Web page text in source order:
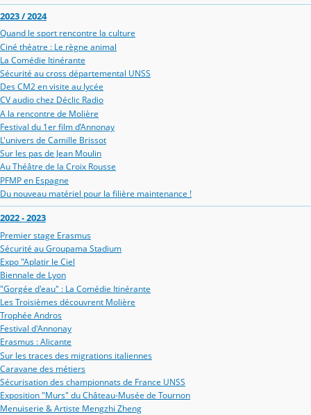
2023 / 2024
Quand le sport rencontre la culture
Ciné théatre : Le règne animal
La Comédie Itinérante
Sécurité au cross départemental UNSS
Des CM2 en visite au lycée
CV audio chez Déclic Radio
A la rencontre de Molière
Festival du 1er film d’Annonay
L'univers de Camille Brissot
Sur les pas de Jean Moulin
Au Théâtre de la Croix Rousse
PFMP en Espagne
Du nouveau matériel pour la filière maintenance !
2022 - 2023
Premier stage Erasmus
Sécurité au Groupama Stadium
Expo "Aplatir le Ciel
Biennale de Lyon
"Gorgée d'eau" : La Comédie Itinérante
Les Troisièmes découvrent Molière
Trophée Andros
Festival d'Annonay
Erasmus : Alicante
Sur les traces des migrations italiennes
Caravane des métiers
Sécurisation des championnats de France UNSS
Exposition "Murs" du Château-Musée de Tournon
Menuiserie & Artiste Mengzhi Zheng